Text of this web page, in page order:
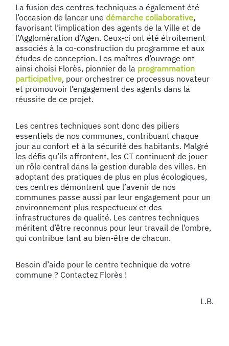
La fusion des centres techniques a également été
l’occasion de lancer une démarche collaborative,
favorisant l’implication des agents de la Ville et de
l’Agglomération d’Agen. Ceux-ci ont été étroitement
associés à la co-construction du programme et aux
études de conception. Les maîtres d’ouvrage ont
ainsi choisi Florès, pionnier de la programmation
participative, pour orchestrer ce processus novateur
et promouvoir l’engagement des agents dans la
réussite de ce projet.
Les centres techniques sont donc des piliers
essentiels de nos communes, contribuant chaque
jour au confort et à la sécurité des habitants. Malgré
les défis qu’ils affrontent, les CT continuent de jouer
un rôle central dans la gestion durable des villes. En
adoptant des pratiques de plus en plus écologiques,
ces centres démontrent que l’avenir de nos
communes passe aussi par leur engagement pour un
environnement plus respectueux et des
infrastructures de qualité. Les centres techniques
méritent d’être reconnus pour leur travail de l’ombre,
qui contribue tant au bien-être de chacun.
Besoin d’aide pour le centre technique de votre
commune ? Contactez Florès !
L.B.